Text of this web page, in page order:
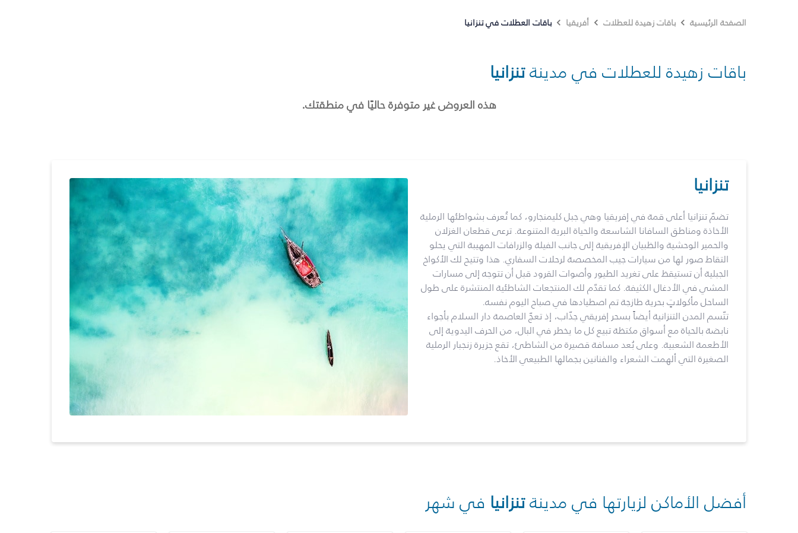
الصفحة الرئيسية باقات زهيدة للعطلات أفريقيا باقات العطلات في تنزانيا
باقات زهيدة للعطلات في مدينةتنزانيا
هذه العروض غير متوفرة حاليًا في منطقتك.
تنزانيا
تضمّ تنزانيا أعلى قمة في إفريقيا وهي جبل كليمنجارو، كما تُعرف بشواطئها الرملية
الأخاذة ومناطق السافانا الشاسعة والحياة البرية المتنوعة. ترعى قطعان الغزلان
والحمير الوحشية والظبيان الإفريقية إلى جانب الفيلة والزرافات المهيبة التي يحلو
التقاط صور لها من سيارات جيب المخصصة لرحلات السفاري. هذا وتتيح لك الأكواخ
الجبلية أن تستيقظ على تغريد الطيور وأصوات القرود قبل أن تتوجه إلى مسارات
المشي في الأدغال الكثيفة. كما تقدّم لك المنتجعات الشاطئية المنتشرة على طول
الساحل مأكولاتٍ بحرية طازجة تم اصطيادها في صباح اليوم نفسه.
تتّسم المدن التنزانية أيضاً بسحر إفريقي جذّاب، إذ تعجّ العاصمة دار السلام بأجواء
نابضة بالحياة مع أسواق مكتظة تبيع كل ما يخطر في البال، من الحرف اليدوية إلى
الأطعمة الشعبية. وعلى بُعد مسافة قصيرة من الشاطئ، تقع جزيرة زنجبار الرملية
الصغيرة التي ألهمت الشعراء والفنانين بجمالها الطبيعي الأخاذ.
أفضل الأماكن لزيارتها في مدينةتنزانيا في شهر